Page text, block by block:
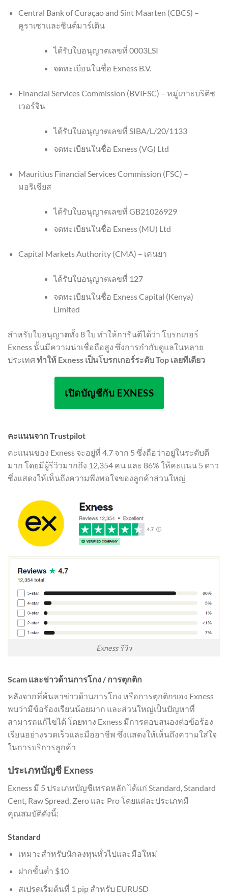
Central Bank of Curaçao and Sint Maarten (CBCS) –
คูราเซาและซินต์มาร์เติน
ได้รับใบอนุญาตเลขที่ 0003LSI
จดทะเบียนในชื่อ Exness B.V.
Financial Services Commission (BVIFSC) – หมู่เกาะบริติช
เวอร์จิน
ได้รับใบอนุญาตเลขที่ SIBA/L/20/1133
จดทะเบียนในชื่อ Exness (VG) Ltd
Mauritius Financial Services Commission (FSC) –
มอริเชียส
ได้รับใบอนุญาตเลขที่ GB21026929
จดทะเบียนในชื่อ Exness (MU) Ltd
Capital Markets Authority (CMA) – เคนยา
ได้รับใบอนุญาตเลขที่ 127
จดทะเบียนในชื่อ Exness Capital (Kenya)
Limited
สำหรับใบอนุญาตทั้ง 8 ใบ ทำให้การันตีได้ว่า โบรกเกอร์
Exness นั้นมีความน่าเชื่อถือสูง ซึ่งการกำกับดูแลในหลาย
ประเทศทำให้ Exness เป็นโบรกเกอร์ระดับ Top เลยทีเดียว
เปิดบัญชีกับ EXNESS
คะแนนจาก Trustpilot
คะแนนของ Exness จะอยู่ที่ 4.7 จาก 5 ซึ่งถือว่าอยู่ในระดับดี
มาก โดยมีผู้รีวิวมากถึง 12,354 คน และ 86% ให้คะแนน 5 ดาว
ซึ่งแสดงให้เห็นถึงความพึงพอใจของลูกค้าส่วนใหญ่
Exness รีวิว
Scam และข่าวด้านการโกง / การตุกติก
หลังจากที่ค้นหาข่าวด้านการโกง หรือการตุกติกของ Exness
พบว่ามีข้อร้องเรียนน้อยมาก และส่วนใหญ่เป็นปัญหาที่
สามารถแก้ไขได้ โดยทาง Exness มีการตอบสนองต่อข้อร้อง
เรียนอย่างรวดเร็วและมืออาชีพ ซึ่งแสดงให้เห็นถึงความใส่ใจ
ในการบริการลูกค้า
ประเภทบัญชี Exness
Exness มี 5 ประเภทบัญชีเทรดหลัก ได้แก่ Standard, Standard
Cent, Raw Spread, Zero และ Pro โดยแต่ละประเภทมี
คุณสมบัติดังนี้:
Standard
เหมาะสำหรับนักลงทุนทั่วไปและมือใหม่
ฝากขั้นต่ำ $10
สเปรดเริ่มต้นที่ 1 pip สำหรับ EURUSD